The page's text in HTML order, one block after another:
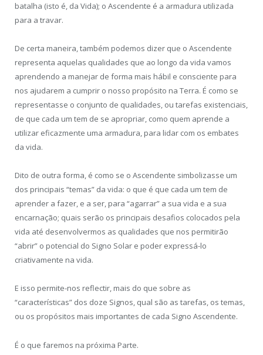
batalha (isto é, da Vida); o Ascendente é a armadura utilizada
para a travar.
De certa maneira, também podemos dizer que o Ascendente
representa aquelas qualidades que ao longo da vida vamos
aprendendo a manejar de forma mais hábil e consciente para
nos ajudarem a cumprir o nosso propósito na Terra. É como se
representasse o conjunto de qualidades, ou tarefas existenciais,
de que cada um tem de se apropriar, como quem aprende a
utilizar eficazmente uma armadura, para lidar com os embates
da vida.
Dito de outra forma, é como se o Ascendente simbolizasse um
dos principais “temas” da vida: o que é que cada um tem de
aprender a fazer, e a ser, para “agarrar” a sua vida e a sua
encarnação; quais serão os principais desafios colocados pela
vida até desenvolvermos as qualidades que nos permitirão
“abrir” o potencial do Signo Solar e poder expressá-lo
criativamente na vida.
E isso permite-nos reflectir, mais do que sobre as
“características” dos doze Signos, qual são as tarefas, os temas,
ou os propósitos mais importantes de cada Signo Ascendente.
É o que faremos na próxima Parte.